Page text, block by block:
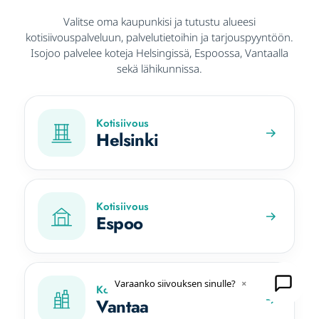
Valitse oma kaupunkisi ja tutustu alueesi
kotisiivouspalveluun, palvelutietoihin ja tarjouspyyntöön.
Isojoo palvelee koteja Helsingissä, Espoossa, Vantaalla
sekä lähikunnissa.
Kotisiivous
Helsinki
Kotisiivous
Espoo
Kotisiivous
Vantaa
Varaanko siivouksen sinulle? ×